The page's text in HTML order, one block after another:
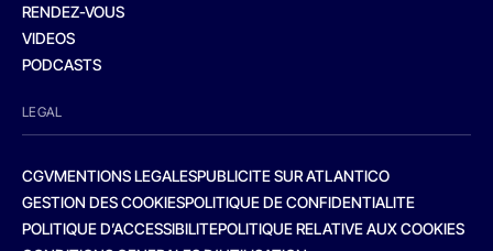
RENDEZ-VOUS
VIDEOS
PODCASTS
LEGAL
CGVMENTIONS LEGALESPUBLICITE SUR ATLANTICO
GESTION DES COOKIESPOLITIQUE DE CONFIDENTIALITE
POLITIQUE D’ACCESSIBILITEPOLITIQUE RELATIVE AUX COOKIES